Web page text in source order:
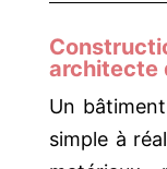
architecte
Un
simple à